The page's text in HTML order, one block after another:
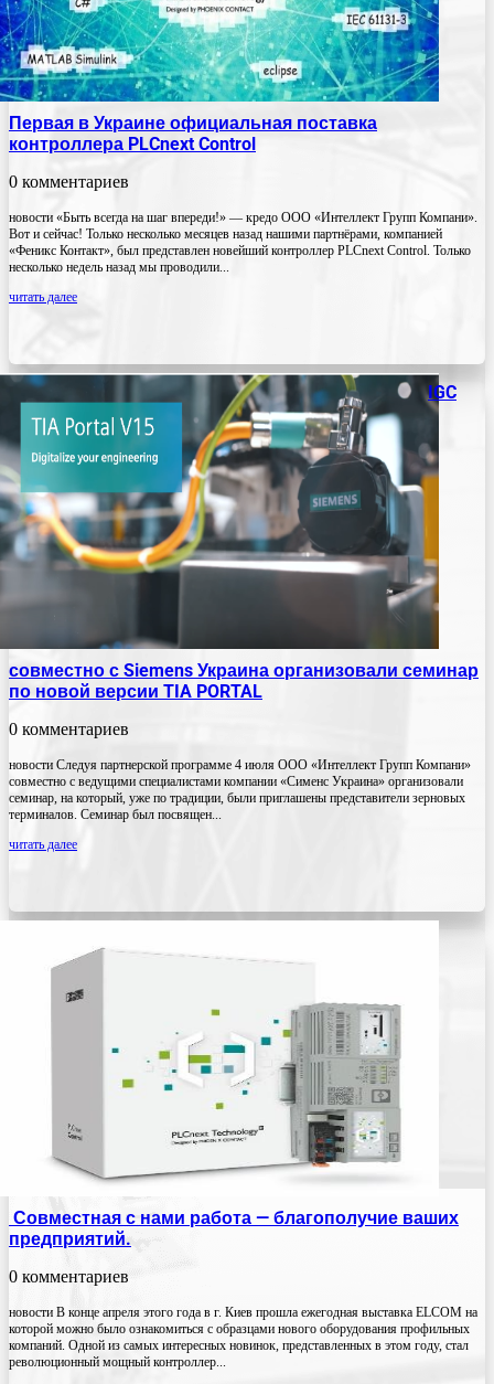
Первая в Украине официальная поставка
контроллера PLCnext Control
0 комментариев
новости «Быть всегда на шаг впереди!» — кредо ООО «Интеллект Групп Компани».
Вот и сейчас! Только несколько месяцев назад нашими партнёрами, компанией
«Феникс Контакт», был представлен новейший контроллер PLCnext Control. Только
несколько недель назад мы проводили...
читать далее
IGC
совместно с Siemens Украина организовали семинар
по новой версии TIA PORTAL
0 комментариев
новости Следуя партнерской программе 4 июля ООО «Интеллект Групп Компани»
совместно с ведущими специалистами компании «Сименс Украина» организовали
семинар, на который, уже по традиции, были приглашены представители зерновых
терминалов. Семинар был посвящен...
читать далее
Совместная с нами работа — благополучие ваших
предприятий.
0 комментариев
новости В конце апреля этого года в г. Киев прошла ежегодная выставка ELCOM на
которой можно было ознакомиться с образцами нового оборудования профильных
компаний. Одной из самых интересных новинок, представленных в этом году, стал
революционный мощный контроллер...